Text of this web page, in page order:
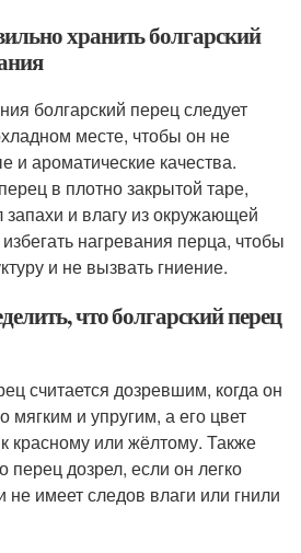
хранить болгарский
болгарский перец следует
месте, чтобы он не
и ароматические качества.
в плотно закрытой таре,
и влагу из окружающей
нагревания перца, чтобы
и не вызвать гниение.
что болгарский перец
считается дозревшим, когда он
мягким и упругим, а его цвет
красному или жёлтому. Также
перец дозрел, если он легко
не имеет следов влаги или гнили